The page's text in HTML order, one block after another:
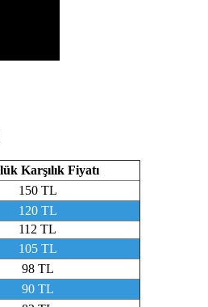
Karşılık Fiyatı
150 TL
120 TL
112 TL
105 TL
98 TL
90 TL